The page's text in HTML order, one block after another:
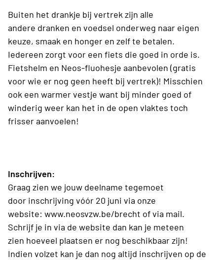
Buiten het drankje bij vertrek zijn alle
andere dranken en voedsel onderweg naar eigen
keuze, smaak en honger en zelf te betalen.
Iedereen zorgt voor een fiets die goed in orde is.
Fietshelm en Neos-fluohesje aanbevolen (gratis
voor wie er nog geen heeft bij vertrek)! Misschien
ook een warmer vestje want bij minder goed of
winderig weer kan het in de open vlaktes toch
frisser aanvoelen!
Inschrijven:
Graag zien we jouw deelname tegemoet
door inschrijving vóór 20 juni via onze
website: www.neosvzw.be/brecht of via mail.
Schrijf je in via de website dan kan je meteen
zien hoeveel plaatsen er nog beschikbaar zijn!
Indien volzet kan je dan nog altijd inschrijven op de